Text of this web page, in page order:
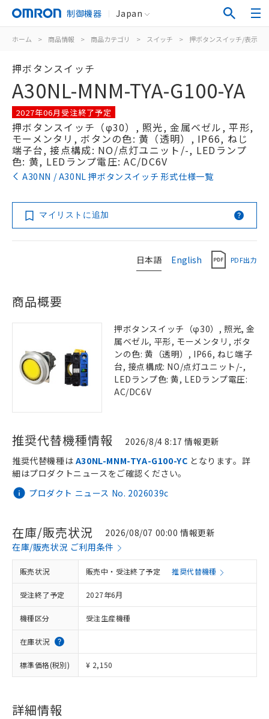
制御機器 Japan
ホーム > 商品情報 > 商品カテゴリ > スイッチ > 押ボタンスイッチ/表示灯
押ボタンスイッチ
A30NL-MNM-TYA-G100-YA
2027年06月受注終了予定
押ボタンスイッチ（φ30）, 照光, 金属ベゼル, 平形,
モーメンタリ, ボタンの色: 黄（透明）, IP66, ねじ
端子台, 接点構成: NO/点灯ユニット/-, LEDランプ
色: 黄, LEDランプ電圧: AC/DC6V
A30NN / A30NL 押ボタンスイッチ 形式仕様一覧
マイリストに追加
日本語 English PDF出力
商品概要
押ボタンスイッチ（φ30）, 照光, 金
属ベゼル, 平形, モーメンタリ, ボタ
ンの色: 黄（透明）, IP66, ねじ端子
台, 接点構成: NO/点灯ユニット/-,
LEDランプ色: 黄, LEDランプ電圧:
AC/DC6V
推奨代替機種情報 2026/8/4 8:17 情報更新
プロダクト ニュース No. 2026039c
推奨代替機種は A30NL-MNM-TYA-G100-YC となります。詳
細はプロダクトニュースをご確認ください。
在庫/販売状況
2026/08/07 00:00 情報更新
在庫/販売状況 ご利用条件
販売状況 販売中・受注終了予定 推奨代替機種
受注終了予定 2027年6月
機種区分 受注生産機種
在庫状況
標準価格(税別) ¥ 2,150
詳細情報